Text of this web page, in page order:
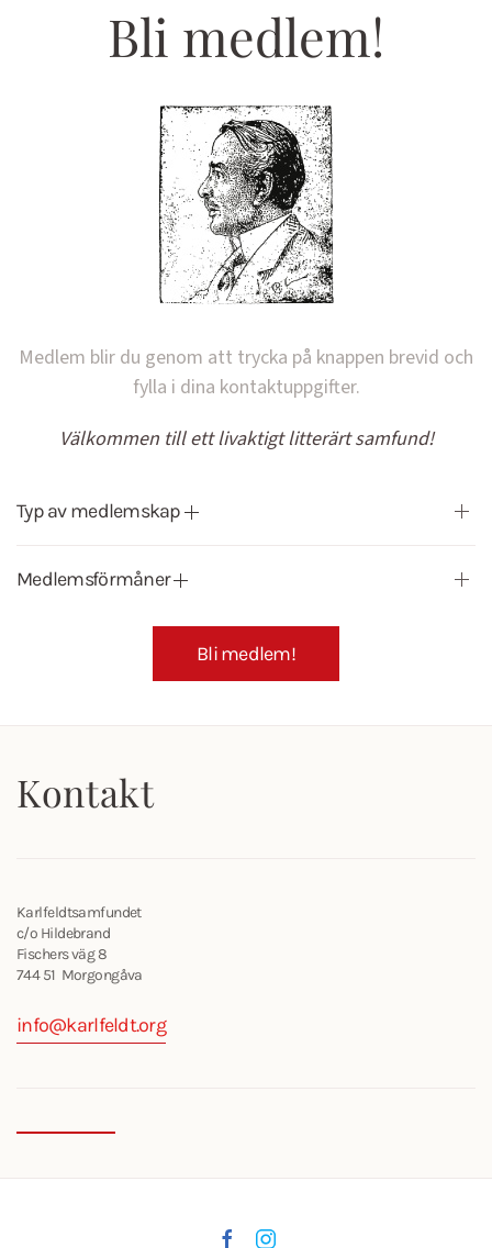
Bli medlem!
Medlem blir du genom att trycka på knappen brevid och
fylla i dina kontaktuppgifter.
Välkommen till ett livaktigt litterärt samfund!
Typ av medlemskap
Medlemsförmåner
Bli medlem!
Kontakt
Karlfeldtsamfundet
c/o Hildebrand
Fischers väg 8
744 51 Morgongåva
info@karlfeldt.org